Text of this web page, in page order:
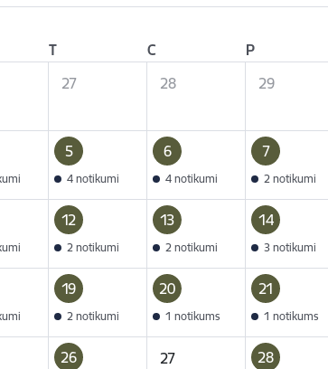
T C P
27 28 29
5
4 notikumi
6
4 notikumi
7
2 notikumi
12
2 notikumi
13
2 notikumi
14
3 notikumi
19
2 notikumi
20
1 notikums
21
1 notikums
26 27 28